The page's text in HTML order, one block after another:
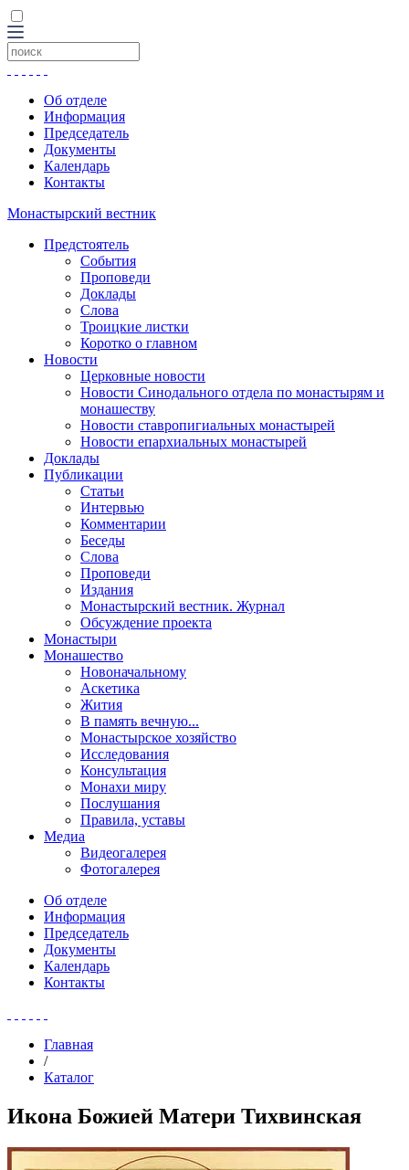
Об отделе
Информация
Председатель
Документы
Календарь
Контакты
Монастырский вестник
Предстоятель
События
Проповеди
Доклады
Слова
Троицкие листки
Коротко о главном
Новости
Церковные новости
Новости Синодального отдела по монастырям и
монашеству
Новости ставропигиальных монастырей
Новости епархиальных монастырей
Доклады
Публикации
Статьи
Интервью
Комментарии
Беседы
Слова
Проповеди
Издания
Монастырский вестник. Журнал
Обсуждение проекта
Монастыри
Монашество
Новоначальному
Аскетика
Жития
В память вечную...
Монастырское хозяйство
Исследования
Консультация
Монахи миру
Послушания
Правила, уставы
Медиа
Видеогалерея
Фотогалерея
Об отделе
Информация
Председатель
Документы
Календарь
Контакты
Главная
/
Каталог
Икона Божией Матери Тихвинская